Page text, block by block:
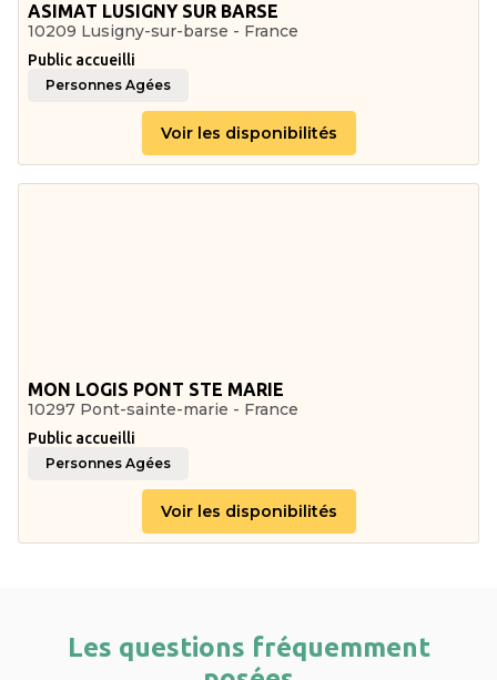
ASIMAT LUSIGNY SUR BARSE
10209 Lusigny-sur-barse - France
Public accueilli
Personnes Agées
Voir les disponibilités
MON LOGIS PONT STE MARIE
10297 Pont-sainte-marie - France
Public accueilli
Personnes Agées
Voir les disponibilités
Les questions fréquemment